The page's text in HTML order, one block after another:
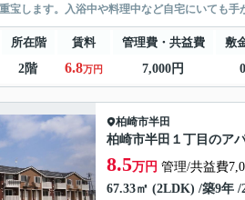
宝します。入浴中や料理中など自宅にいても
所在階 賃料 管理費・共益費 敷
2階 6.8万円 7,000円
柏崎市半田
柏崎市半田１丁目のア
8.5万円 管理/共益費
67.33㎡ (2LDK) /築9年 /